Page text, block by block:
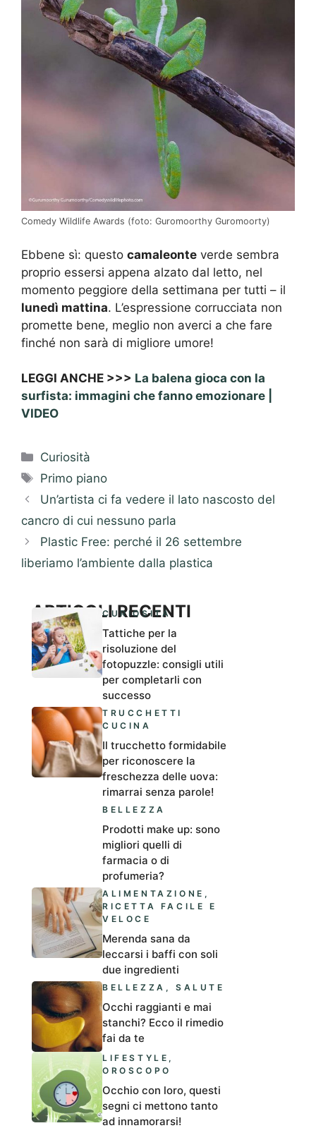
Comedy Wildlife Awards (foto: Guromoorthy Guromoorty)
Ebbene sì: questo camaleonte verde sembra
proprio essersi appena alzato dal letto, nel
momento peggiore della settimana per tutti – il
lunedì mattina. L’espressione corrucciata non
promette bene, meglio non averci a che fare
finché non sarà di migliore umore!
LEGGI ANCHE >>> La balena gioca con la
surfista: immagini che fanno emozionare |
VIDEO
Categorie
Curiosità
Tag
Primo piano
Un’artista ci fa vedere il lato nascosto del
cancro di cui nessuno parla
Plastic Free: perché il 26 settembre
liberiamo l’ambiente dalla plastica
ARTICOLI RECENTI
CURIOSITÀ
Tattiche per la
risoluzione del
fotopuzzle: consigli utili
per completarli con
successo
TRUCCHETTI
CUCINA
Il trucchetto formidabile
per riconoscere la
freschezza delle uova:
rimarrai senza parole!
BELLEZZA
Prodotti make up: sono
migliori quelli di
farmacia o di
profumeria?
ALIMENTAZIONE ,
RICETTA FACILE E
VELOCE
Merenda sana da
leccarsi i baffi con soli
due ingredienti
BELLEZZA ,SALUTE
Occhi raggianti e mai
stanchi? Ecco il rimedio
fai da te
LIFESTYLE ,
OROSCOPO
Occhio con loro, questi
segni ci mettono tanto
ad innamorarsi!